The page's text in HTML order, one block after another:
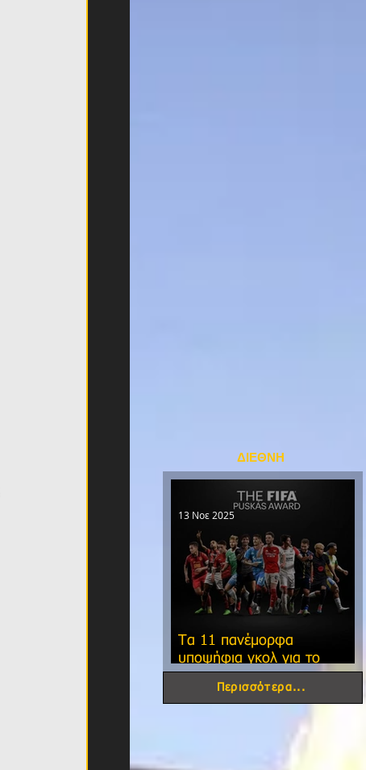
ΔΙΕΘΝΗ
Τα 11 πανέμορφα
υποψήφια γκολ για το
φετινό FIFA Puskas Award!
13 Νοε 2025
Περισσότερα...